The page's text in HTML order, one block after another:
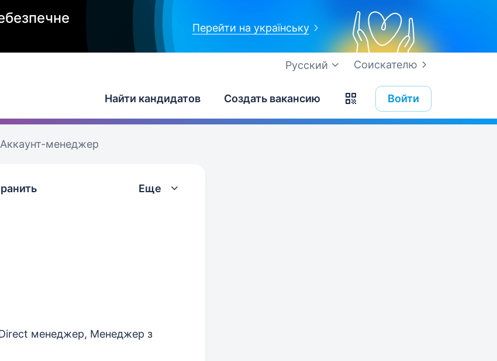
Перейти на українську
Соискателю
Русский
Найти кандидатов Создать вакансию Войти
Аккаунт-менеджер
Еще
менеджер, Менеджер з